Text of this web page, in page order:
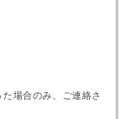
場合のみ、ご連絡さ